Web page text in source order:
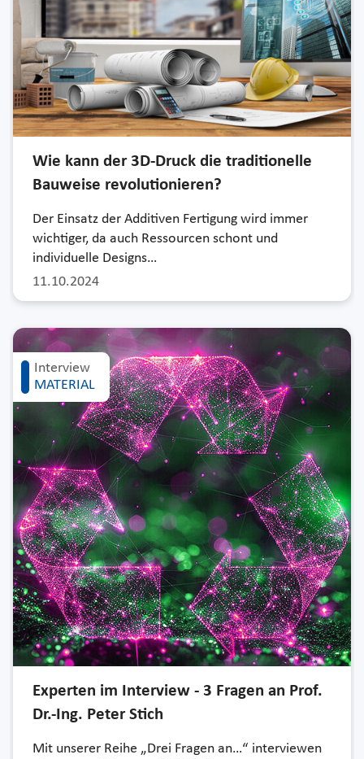
11.10.2024
Wie kann der 3D-Druck die traditionelle
Bauweise revolutionieren?
Der Einsatz der Additiven Fertigung wird immer
wichtiger, da auch Ressourcen schont und
individuelle Designs…
Interview
MATERIAL
Experten im Interview - 3 Fragen an Prof.
Dr.-Ing. Peter Stich
Mit unserer Reihe „Drei Fragen an…“ interviewen